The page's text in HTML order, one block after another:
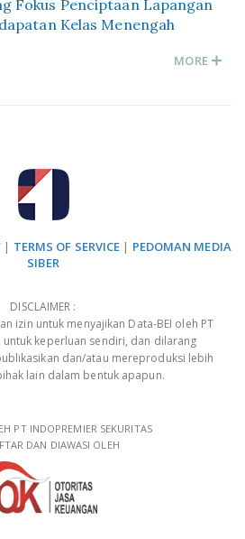
Fokus Penciptaan Lapangan
Kelas Menengah
MORE
| TERMS OF SERVICE | PEDOMAN MEDIA
SIBER
DISCLAIMER :
izin untuk menyajikan Data-BEI oleh PT
untuk keperluan sendiri, dan dilarang
dan/atau mereproduksi lebih
lain dalam bentuk apapun.
PT INDOPREMIER SEKURITAS
DAN DIAWASI OLEH